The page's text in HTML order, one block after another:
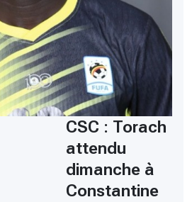
CSC : Torach
attendu
dimanche à
Constantine